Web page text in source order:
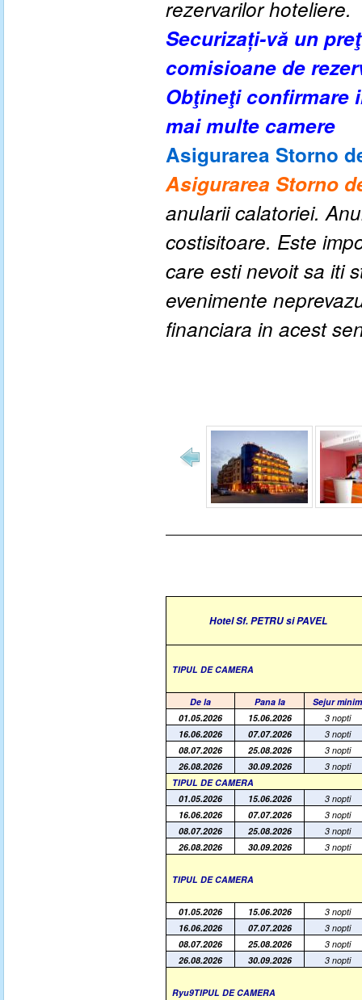
rezervarilor hoteliere.
Securizați-vă un
comisioane de
Obţineţi confirmare
mai multe camere
Asigurarea Storno
Asigurarea Storno
anularii calatoriei.
costisitoare. Este
care esti nevoit sa iti
evenimente
financiara in acest
Hotel Sf. PETRU si PAVEL
TIPUL DE CAMERA
De la Pana la
Sejur minim
01.05.2026
15.06.2026
3 nopti
16.06.2026
07.07.2026
3 nopti
08.07.2026
25.08.2026
3 nopti
26.08.2026
30.09.2026
3 nopti
TIPUL DE CAMERA
01.05.2026
15.06.2026
3 nopti
16.06.2026
07.07.2026
3 nopti
08.07.2026
25.08.2026
3 nopti
26.08.2026
30.09.2026 3 nopti
TIPUL DE CAMERA
01.05.2026 15.06.2026
3 nopti
16.06.2026
07.07.2026
3 nopti
08.07.2026
25.08.2026
3 nopti
26.08.2026
30.09.2026 3 nopti
Ryu9TIPUL DE CAMERA